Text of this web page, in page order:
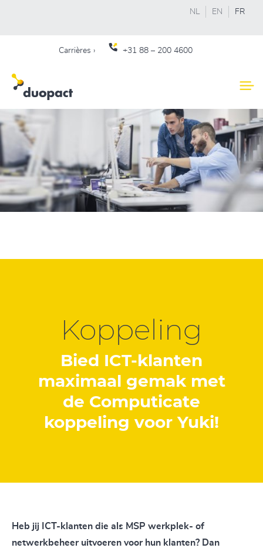
NL EN FR
Carrières › +31 88 – 200 4600
Koppeling
Bied ICT-klanten
maximaal gemak met
de Computicate
koppeling voor Yuki!
Heb jij ICT-klanten die als MSP werkplek- of
netwerkbeheer uitvoeren voor hun klanten? Dan